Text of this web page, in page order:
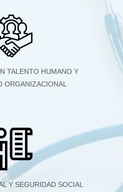
TALENTO HUMANO Y
ORGANIZACIONAL
Y SEGURIDAD SOCIAL